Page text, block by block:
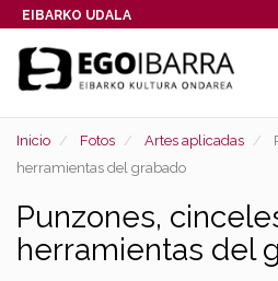
EIBARKO UDALA
Inicio Fotos Artes aplicadas
herramientas del grabado
Punzones,
herramientas del